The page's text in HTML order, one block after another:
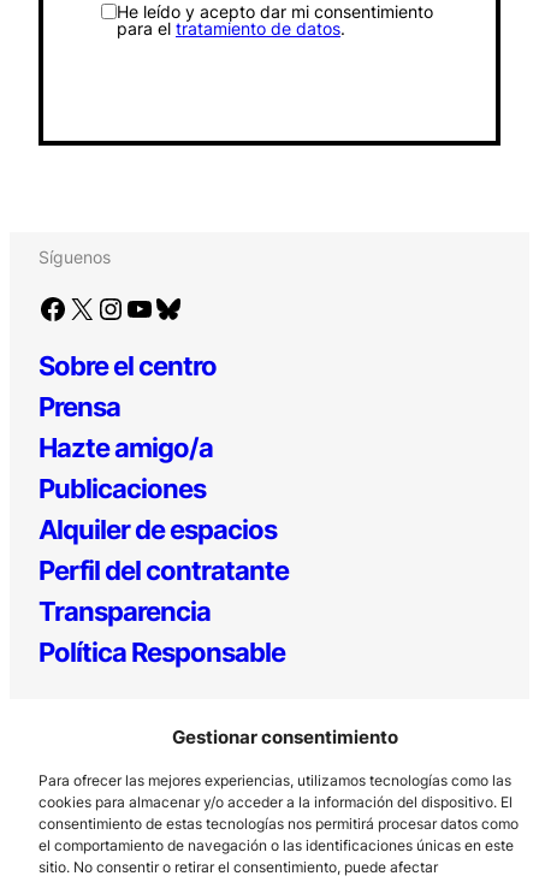
Gestionar consentimiento
Para ofrecer las mejores experiencias, utilizamos tecnologías como las
cookies para almacenar y/o acceder a la información del dispositivo. El
consentimiento de estas tecnologías nos permitirá procesar datos como
el comportamiento de navegación o las identificaciones únicas en este
sitio. No consentir o retirar el consentimiento, puede afectar
He leído y acepto dar mi consentimiento
para el tratamiento de datos.
Síguenos
Facebook X Instagram YouTube Bluesky
Sobre el centro
Prensa
Hazte amigo/a
Publicaciones
Alquiler de espacios
Perfil del contratante
Transparencia
Política Responsable
Los Prados, 121 – 33203 Gijón